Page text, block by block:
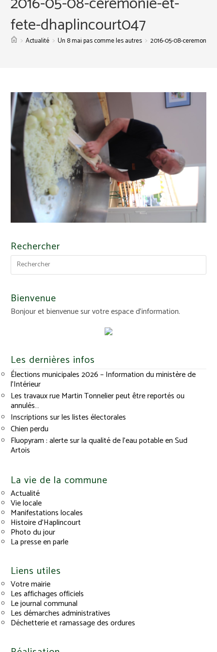
fete-dhaplincourt047
> Actualité > Un 8 mai pas comme les autres > 2016-05-08-ceremonie-
Rechercher
Bienvenue
Bonjour et bienvenue sur votre espace d'information.
Les dernières infos
Élections municipales 2026 – Information du ministère de
l’Intérieur
Les travaux rue Martin Tonnelier peut être reportés ou
annulés…
Inscriptions sur les listes électorales
Chien perdu
Fluopyram : alerte sur la qualité de l’eau potable en Sud
Artois
La vie de la commune
Actualité
Vie locale
Manifestations locales
Histoire d’Haplincourt
Photo du jour
La presse en parle
Liens utiles
Votre mairie
Les affichages officiels
Le journal communal
Les démarches administratives
Déchetterie et ramassage des ordures